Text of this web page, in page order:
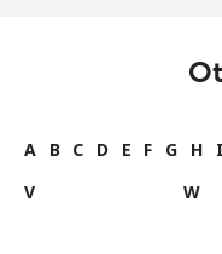
A B C D E F G H I
V
W